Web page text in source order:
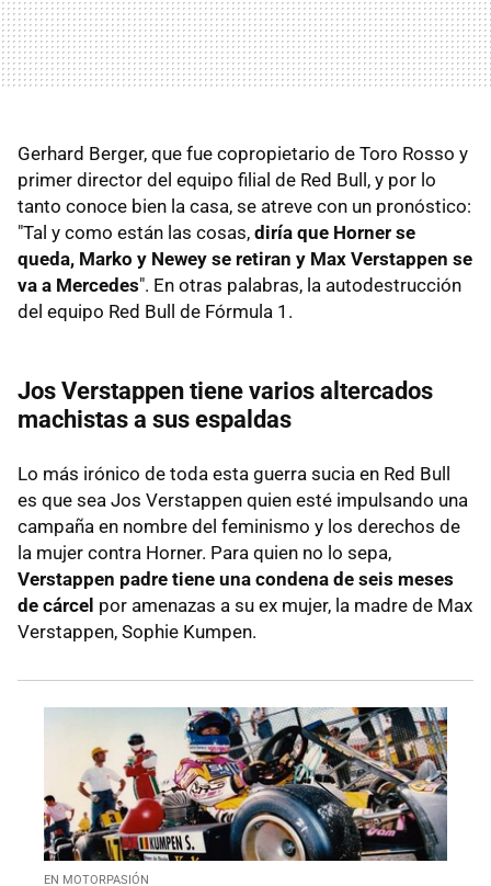
Gerhard Berger, que fue copropietario de Toro Rosso y
primer director del equipo filial de Red Bull, y por lo
tanto conoce bien la casa, se atreve con un pronóstico:
"Tal y como están las cosas, diría que Horner se
queda, Marko y Newey se retiran y Max Verstappen se
va a Mercedes". En otras palabras, la autodestrucción
del equipo Red Bull de Fórmula 1.
Jos Verstappen tiene varios altercados
machistas a sus espaldas
Lo más irónico de toda esta guerra sucia en Red Bull
es que sea Jos Verstappen quien esté impulsando una
campaña en nombre del feminismo y los derechos de
la mujer contra Horner. Para quien no lo sepa,
Verstappen padre tiene una condena de seis meses
de cárcel por amenazas a su ex mujer, la madre de Max
Verstappen, Sophie Kumpen.
EN MOTORPASIÓN